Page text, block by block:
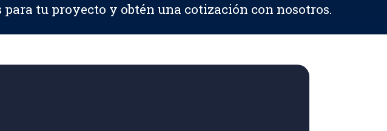
tu proyecto y obtén una cotización con nosotros.